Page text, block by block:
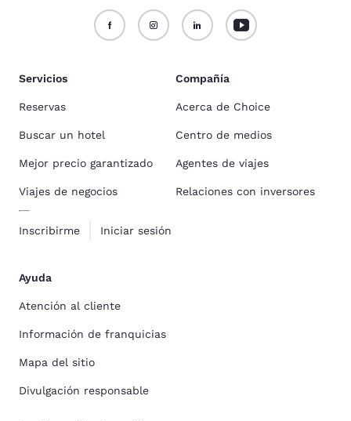
Servicios
Reservas
Buscar un hotel
Mejor precio garantizado
Viajes de negocios
Inscribirme Iniciar sesión
Compañía
Acerca de Choice
Centro de medios
Agentes de viajes
Relaciones con inversores
Ayuda
Atención al cliente
Información de franquicias
Mapa del sitio
Divulgación responsable